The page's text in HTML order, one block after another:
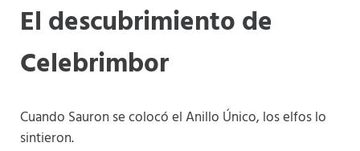
El descubrimiento de
Celebrimbor
Cuando Sauron se colocó el Anillo Único, los elfos lo
sintieron.